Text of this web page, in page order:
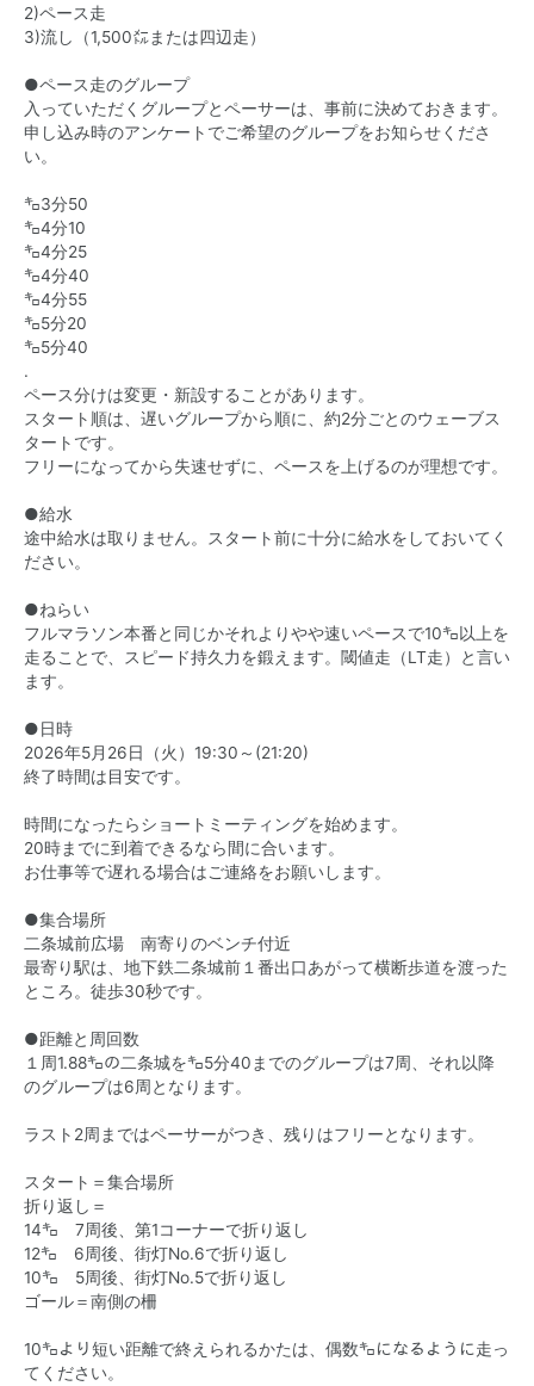
2)ペース走
3)流し（1,500㍍または四辺走）
●ペース走のグループ
入っていただくグループとペーサーは、事前に決めておきます。
申し込み時のアンケートでご希望のグループをお知らせくださ
い。
㌔3分50
㌔4分10
㌔4分25
㌔4分40
㌔4分55
㌔5分20
㌔5分40
.
ペース分けは変更・新設することがあります。
スタート順は、遅いグループから順に、約2分ごとのウェーブス
タートです。
フリーになってから失速せずに、ペースを上げるのが理想です。
●給水
途中給水は取りません。スタート前に十分に給水をしておいてく
ださい。
●ねらい
フルマラソン本番と同じかそれよりやや速いペースで10㌔以上を
走ることで、スピード持久力を鍛えます。閾値走（LT走）と言い
ます。
●日時
2026年5月26日（火）19:30～(21:20)
終了時間は目安です。
時間になったらショートミーティングを始めます。
20時までに到着できるなら間に合います。
お仕事等で遅れる場合はご連絡をお願いします。
●集合場所
二条城前広場 南寄りのベンチ付近
最寄り駅は、地下鉄二条城前１番出口あがって横断歩道を渡った
ところ。徒歩30秒です。
●距離と周回数
１周1.88㌔の二条城を㌔5分40までのグループは7周、それ以降
のグループは6周となります。
ラスト2周まではペーサーがつき、残りはフリーとなります。
スタート＝集合場所
折り返し＝
14㌔ 7周後、第1コーナーで折り返し
12㌔ 6周後、街灯No.6で折り返し
10㌔ 5周後、街灯No.5で折り返し
ゴール＝南側の柵
10㌔より短い距離で終えられるかたは、偶数㌔になるように走っ
てください。